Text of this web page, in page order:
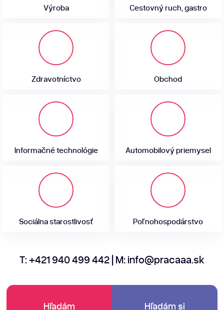
Výroba Cestovný ruch, gastro
Zdravotníctvo Obchod
Informačné technológie Automobilový priemysel
Sociálna starostlivosť Poľnohospodárstvo
T:+421 940 499 442| M:info@pracaaa.sk
Hľadám Hľadám si